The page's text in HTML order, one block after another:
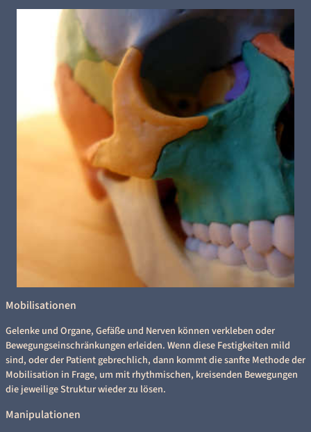
Mobilisationen
Gelenke und Organe, Gefäße und Nerven können verkleben oder
Bewegungseinschränkungen erleiden. Wenn diese Festigkeiten mild
sind, oder der Patient gebrechlich, dann kommt die sanfte Methode der
Mobilisation in Frage, um mit rhythmischen, kreisenden Bewegungen
die jeweilige Struktur wieder zu lösen.
Manipulationen